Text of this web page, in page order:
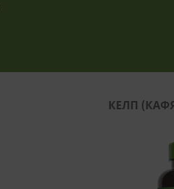
КЕЛП